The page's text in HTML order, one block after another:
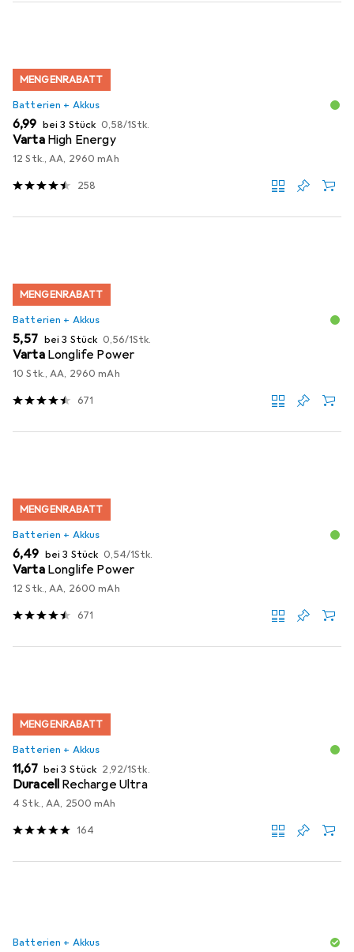
MENGENRABATT
Batterien + Akkus
EUR
6,99 bei 3 Stück EUR
0,58/1Stk.
Varta High Energy
12 Stk., AA, 2960 mAh
258
MENGENRABATT
Batterien + Akkus
EUR
5,57 bei 3 Stück EUR
0,56/1Stk.
Varta Longlife Power
10 Stk., AA, 2960 mAh
671
MENGENRABATT
Batterien + Akkus
EUR
6,49 bei 3 Stück EUR
0,54/1Stk.
Varta Longlife Power
12 Stk., AA, 2600 mAh
671
MENGENRABATT
Batterien + Akkus
EUR
11,67 bei 3 Stück EUR
2,92/1Stk.
Duracell Recharge Ultra
4 Stk., AA, 2500 mAh
164
Batterien + Akkus